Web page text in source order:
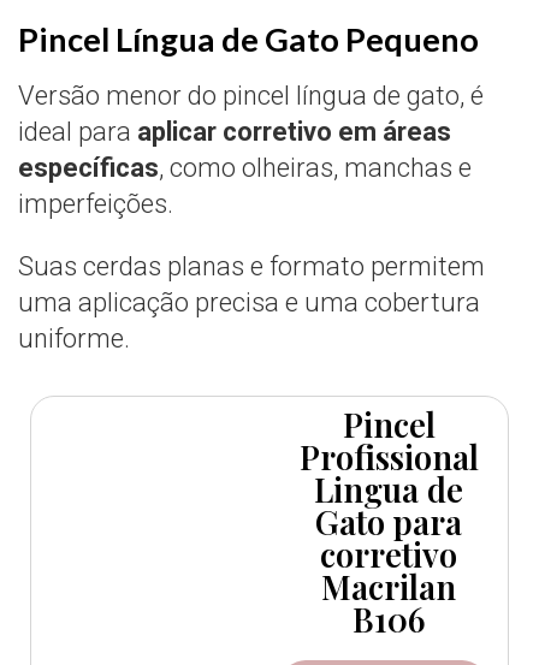
Pincel Língua de Gato Pequeno
Versão menor do pincel língua de gato, é
ideal para aplicar corretivo em áreas
específicas, como olheiras, manchas e
imperfeições.
Suas cerdas planas e formato permitem
uma aplicação precisa e uma cobertura
uniforme.
Pincel
Profissional
Lingua de
Gato para
corretivo
Macrilan
B106